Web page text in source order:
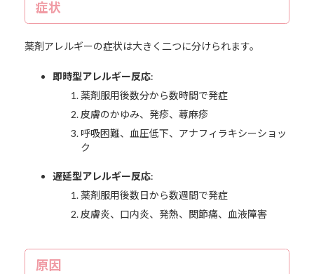
症状
薬剤アレルギーの症状は大きく二つに分けられます。
即時型アレルギー反応:
薬剤服用後数分から数時間で発症
皮膚のかゆみ、発疹、蕁麻疹
呼吸困難、血圧低下、アナフィラキシーショッ
ク
遅延型アレルギー反応:
薬剤服用後数日から数週間で発症
皮膚炎、口内炎、発熱、関節痛、血液障害
原因